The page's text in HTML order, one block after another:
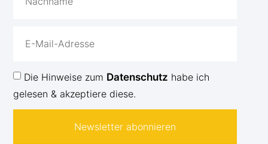
Die Hinweise zum Datenschutz habe ich
gelesen & akzeptiere diese.
Newsletter abonnieren